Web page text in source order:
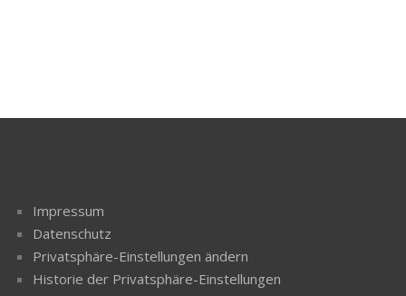
Impressum
Datenschutz
Privatsphäre-Einstellungen ändern
Historie der Privatsphäre-Einstellungen